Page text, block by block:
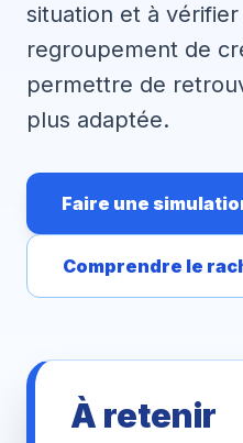
situation et à
regroupement de
permettre de
plus adaptée.
Faire une
Comprendre le
À retenir